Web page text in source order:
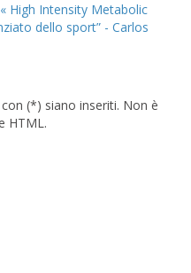
« High Intensity Metabolic
dello sport” - Carlos
(*) siano inseriti. Non è
HTML.